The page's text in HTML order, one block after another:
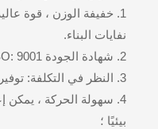
نفايات البناء.
2. شهادة الجودة ISO: 9001
3. النظر في التكلفة: توفير الوقت ، توفير التكلفة ؛
4. سهولة الحركة ، يمكن
بيئيًا ؛